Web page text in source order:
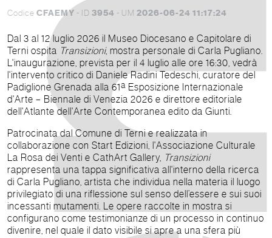
Codice CFAEMY - ID 3954 - UM 2026-06-24 11:17:24
Dal 3 al 12 luglio 2026 il Museo Diocesano e Capitolare di
Terni ospita Transizioni, mostra personale di Carla Pugliano.
L'inaugurazione, prevista per il 4 luglio alle ore 16:30, vedrà
l'intervento critico di Daniele Radini Tedeschi,curatore del
Padiglione Grenada alla 61ª Esposizione Internazionale
d'Arte – Biennale di Venezia 2026 e direttore editoriale
dell'Atlante dell'Arte Contemporanea edito da Giunti.
Patrocinata dal Comune di Terni e realizzata in
collaborazione con Start Edizioni, l'Associazione Culturale
La Rosa dei Venti e CathArt Gallery, Transizioni
rappresenta una tappa significativa all'interno della ricerca
di Carla Pugliano, artista che individua nella materia il luogo
privilegiato di una riflessione sul senso dell’essere e sui suoi
incessanti mutamenti. Le opere raccolte in mostra si
configurano come testimonianze di un processo in continuo
divenire, nel quale il dato visibile si apre a una sfera più